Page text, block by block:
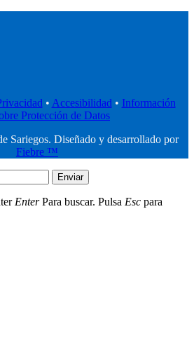
• Accesibilidad • Información
Protección de Datos
Sariegos. Diseñado y desarrollado por
Fiebre ™
Enviar
EnterPara buscar. Pulsa Esc para